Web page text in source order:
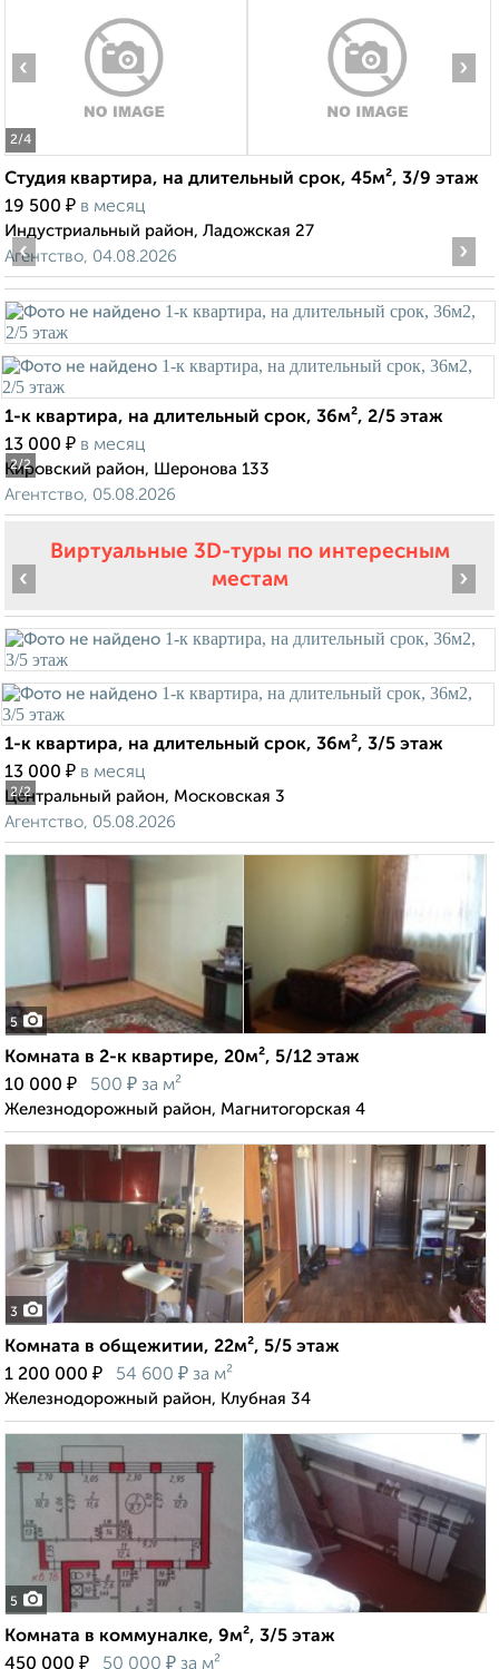
2/4
‹ ›
Студия квартира, на длительный срок, 45м², 3/9 этаж
19 500 ₽ в месяц
Индустриальный район, Ладожская 27
Агентство, 04.08.2026
2/2
‹ ›
1-к квартира, на длительный срок, 36м², 2/5 этаж
13 000 ₽ в месяц
Кировский район, Шеронова 133
Агентство, 05.08.2026
Виртуальные 3D-туры по интересным
местам
2/2
‹ ›
1-к квартира, на длительный срок, 36м², 3/5 этаж
13 000 ₽ в месяц
Центральный район, Московская 3
Агентство, 05.08.2026
5
Комната в 2-к квартире, 20м², 5/12 этаж
10 000 ₽ 500 ₽ за м²
Железнодорожный район, Магнитогорская 4
3
Комната в общежитии, 22м², 5/5 этаж
1 200 000 ₽ 54 600 ₽ за м²
Железнодорожный район, Клубная 34
5
Комната в коммуналке, 9м², 3/5 этаж
450 000 ₽ 50 000 ₽ за м²